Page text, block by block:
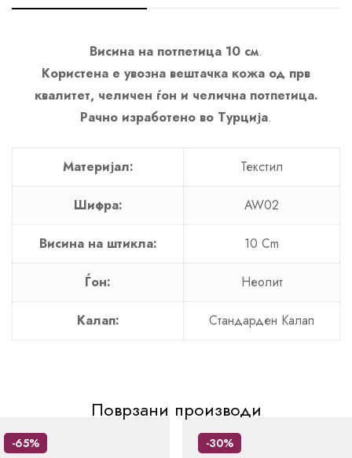
Висина на потпетица 10 см.
Користена е увозна вештачка кожа од прв
квалитет, челичен ѓон и челична потпетица.
Рачно изработено во Турција.
Материјал: Текстил
Шифра: AW02
Висина на штикла: 10 Cm
Ѓон: Неолит
Калап: Стандарден Калап
Поврзани производи
-65% -30%